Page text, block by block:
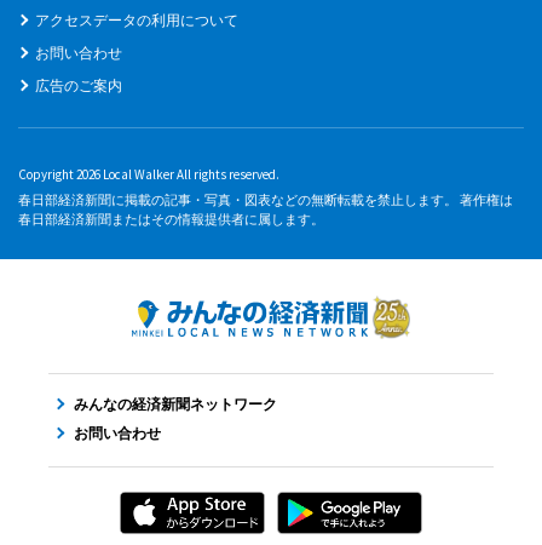
アクセスデータの利用について
お問い合わせ
広告のご案内
Copyright 2026 Local Walker All rights reserved.
春日部経済新聞に掲載の記事・写真・図表などの無断転載を禁止します。 著作権は
春日部経済新聞またはその情報提供者に属します。
みんなの経済新聞ネットワーク
お問い合わせ